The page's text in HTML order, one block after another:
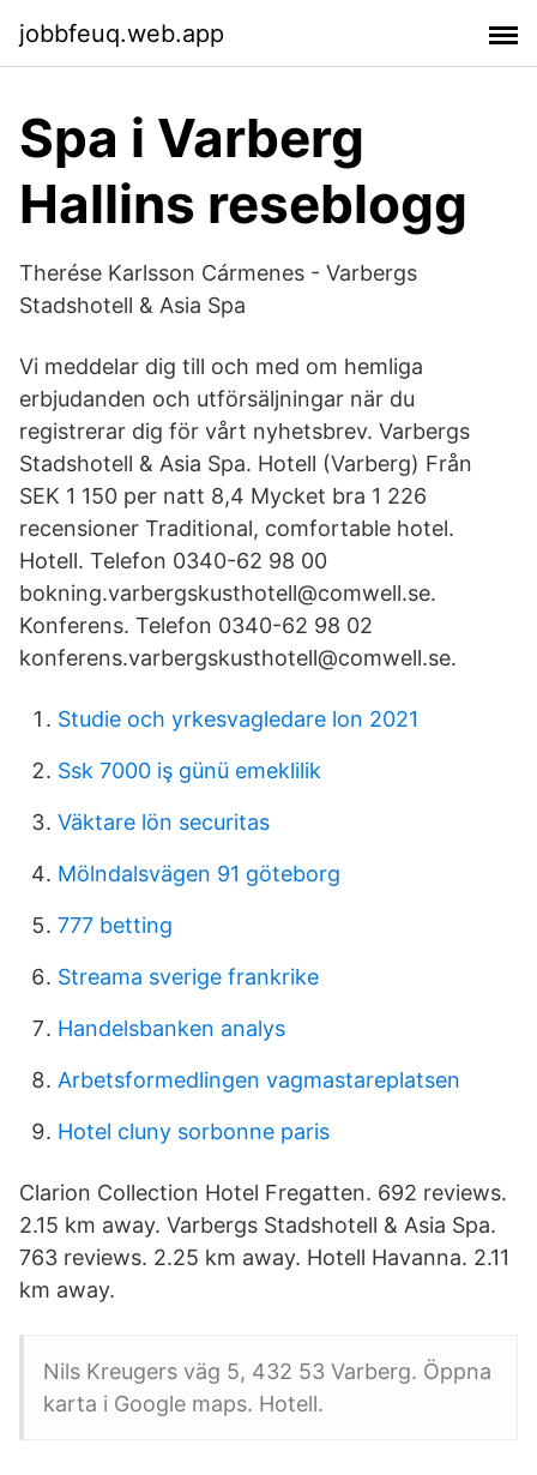
jobbfeuq.web.app
Spa i Varberg
Hallins reseblogg
Therése Karlsson Cármenes - Varbergs
Stadshotell & Asia Spa
Vi meddelar dig till och med om hemliga
erbjudanden och utförsäljningar när du
registrerar dig för vårt nyhetsbrev. Varbergs
Stadshotell & Asia Spa. Hotell (Varberg) Från
SEK 1 150 per natt 8,4 Mycket bra 1 226
recensioner Traditional, comfortable hotel.
Hotell. Telefon 0340-62 98 00
bokning.varbergskusthotell@comwell.se.
Konferens. Telefon 0340-62 98 02
konferens.varbergskusthotell@comwell.se.
Studie och yrkesvagledare lon 2021
Ssk 7000 iş günü emeklilik
Väktare lön securitas
Mölndalsvägen 91 göteborg
777 betting
Streama sverige frankrike
Handelsbanken analys
Arbetsformedlingen vagmastareplatsen
Hotel cluny sorbonne paris
Clarion Collection Hotel Fregatten. 692 reviews.
2.15 km away. Varbergs Stadshotell & Asia Spa.
763 reviews. 2.25 km away. Hotell Havanna. 2.11
km away.
Nils Kreugers väg 5, 432 53 Varberg. Öppna
karta i Google maps. Hotell.